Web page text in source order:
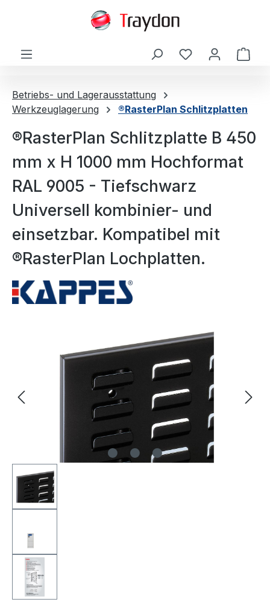
Betriebs- und Lagerausstattung
Werkzeuglagerung
®RasterPlan Schlitzplatten
®RasterPlan Schlitzplatte B 450
mm x H 1000 mm Hochformat
RAL 9005 - Tiefschwarz
Universell kombinier- und
einsetzbar. Kompatibel mit
®RasterPlan Lochplatten.